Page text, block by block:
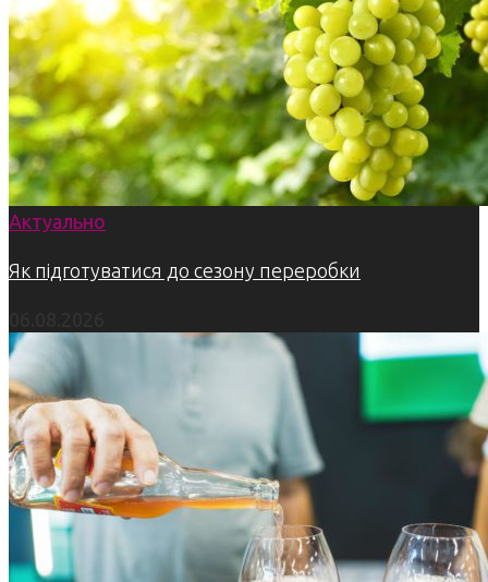
Актуально
Як підготуватися до сезону переробки